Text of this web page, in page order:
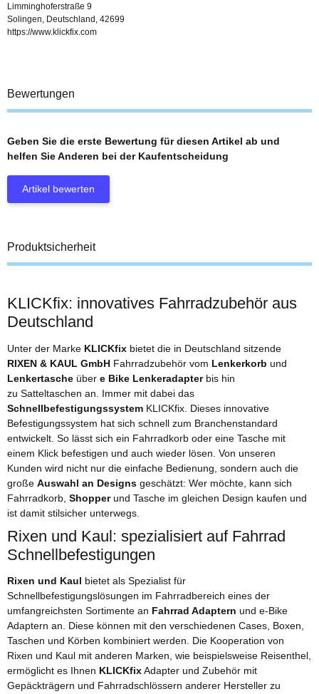
Limminghoferstraße 9
Solingen, Deutschland, 42699
https://www.klickfix.com
Bewertungen
Geben Sie die erste Bewertung für diesen Artikel ab und
helfen Sie Anderen bei der Kaufentscheidung
Artikel bewerten
Produktsicherheit
KLICKfix: innovatives Fahrradzubehör aus
Deutschland
Unter der Marke KLICKfix bietet die in Deutschland sitzende
RIXEN & KAUL GmbH Fahrradzubehör vom Lenkerkorb und
Lenkertasche über e Bike Lenkeradapterbis hin
zu Satteltaschen an. Immer mit dabei das
Schnellbefestigungssystem KLICKfix. Dieses innovative
Befestigungssystem hat sich schnell zum Branchenstandard
entwickelt. So lässt sich ein Fahrradkorb oder eine Tasche mit
einem Klick befestigen und auch wieder lösen. Von unseren
Kunden wird nicht nur die einfache Bedienung, sondern auch die
große Auswahl an Designs geschätzt: Wer möchte, kann sich
Fahrradkorb, Shopperund Tasche im gleichen Design kaufen und
ist damit stilsicher unterwegs.
Rixen und Kaul: spezialisiert auf Fahrrad
Schnellbefestigungen
Rixen und Kaul bietet als Spezialist für
Schnellbefestigungslösungen im Fahrradbereich eines der
umfangreichsten Sortimente an Fahrrad Adaptern und e-Bike
Adaptern an. Diese können mit den verschiedenen Cases, Boxen,
Taschen und Körben kombiniert werden. Die Kooperation von
Rixen und Kaul mit anderen Marken, wie beispielsweise Reisenthel,
ermöglicht es Ihnen KLICKfixAdapter und Zubehör mit
Gepäckträgern und Fahrradschlössern anderer Hersteller zu